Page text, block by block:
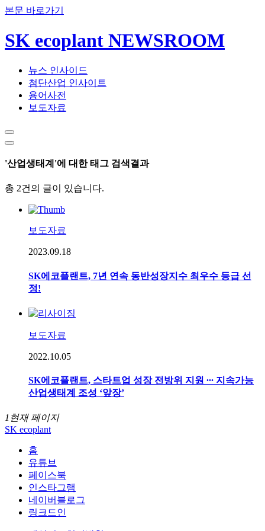
본문 바로가기
SK ecoplant NEWSROOM
뉴스 인사이드
첨단산업 인사이트
용어사전
보도자료
'산업생태계'에 대한 태그 검색결과
총 2건의 글이 있습니다.
보도자료
2023.09.18
SK에코플랜트, 7년 연속 동반성장지수 최우수 등급 선
정!
보도자료
2022.10.05
SK에코플랜트, 스타트업 성장 전방위 지원 ∙∙∙ 지속가능
산업생태계 조성 ‘앞장’
1 현재 페이지
SK ecoplant
홈
유튜브
페이스북
인스타그램
네이버블로그
링크드인